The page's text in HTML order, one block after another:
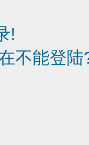
!
不能登陆